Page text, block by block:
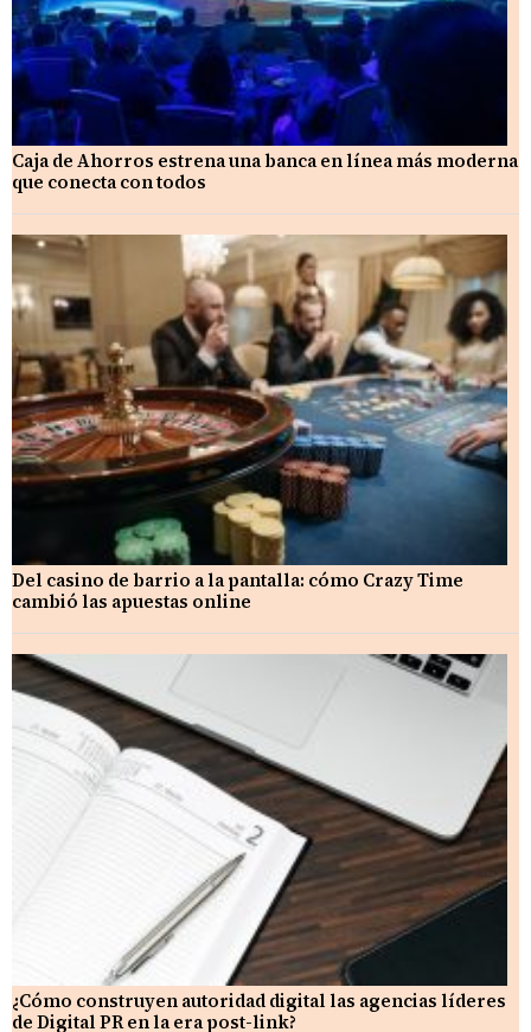
Caja de Ahorros estrena una banca en línea más moderna
que conecta con todos
Del casino de barrio a la pantalla: cómo Crazy Time
cambió las apuestas online
¿Cómo construyen autoridad digital las agencias líderes
de Digital PR en la era post-link?